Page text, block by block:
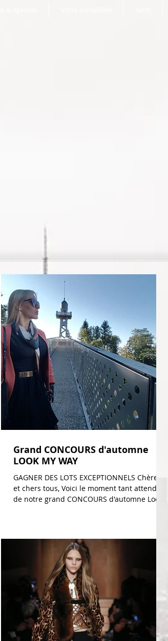
Grand CONCOURS d'automne
LOOK MY WAY
GAGNER DES LOTS EXCEPTIONNELS Chères
et chers tous, Voici le moment tant attendu
de notre grand CONCOURS d'automne Look